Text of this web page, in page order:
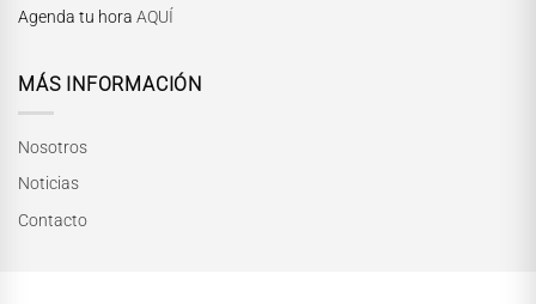
Agenda tu hora AQUÍ
MÁS INFORMACIÓN
Nosotros
Noticias
Contacto